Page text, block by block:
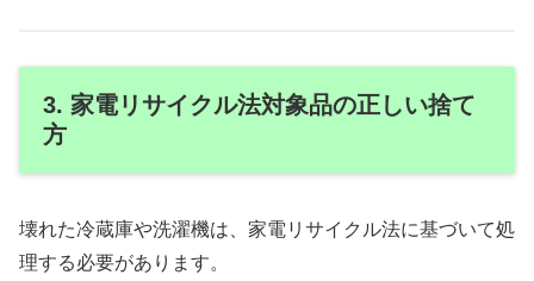
3. 家電リサイクル法対象品の正しい捨て
方
壊れた冷蔵庫や洗濯機は、家電リサイクル法に基づいて処
理する必要があります。